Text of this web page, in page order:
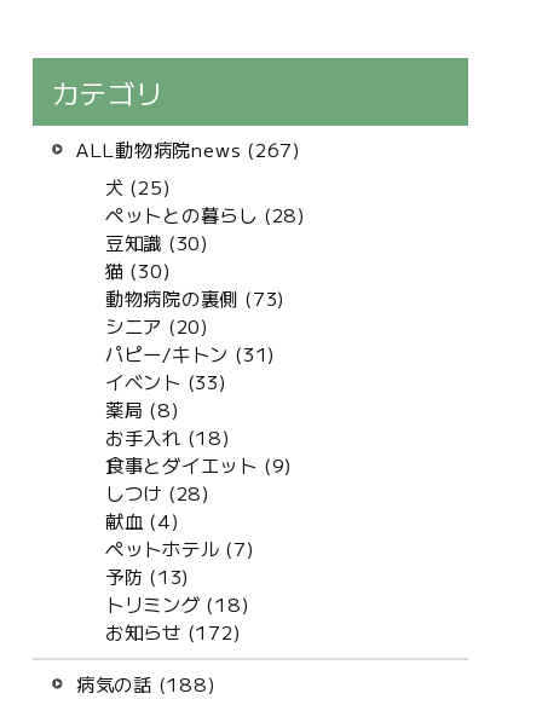
カテゴリ
ALL動物病院news (267)
犬 (25)
ペットとの暮らし (28)
豆知識 (30)
猫 (30)
動物病院の裏側 (73)
シニア (20)
パピー/キトン (31)
イベント (33)
薬局 (8)
お手入れ (18)
食事とダイエット (9)
しつけ (28)
献血 (4)
ペットホテル (7)
予防 (13)
トリミング (18)
お知らせ (172)
病気の話 (188)